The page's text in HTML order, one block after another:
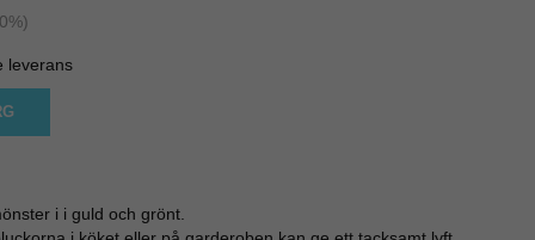
%)
leverans
i i guld och grönt.